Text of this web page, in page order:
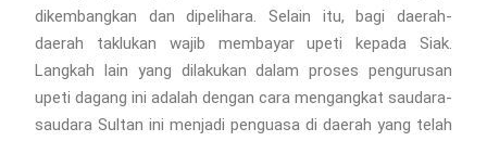
dikembangkan dan dipelihara. Selain itu, bagi daerah-
daerah taklukan wajib membayar upeti kepada Siak.
Langkah lain yang dilakukan dalam proses pengurusan
upeti dagang ini adalah dengan cara mengangkat saudara-
saudara Sultan ini menjadi penguasa di daerah yang telah